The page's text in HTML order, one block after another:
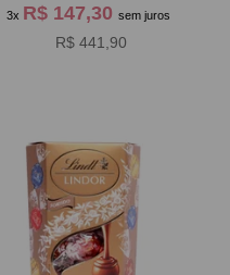
3x R$ 147,30sem juros
R$ 441,90